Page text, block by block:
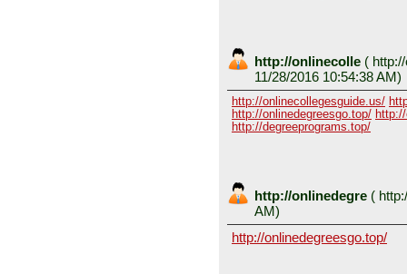
http://onlinecolle (
11/28/2016 10:54:38 AM)
http://onlinecollegesguide.us/
http://onlinedegreesgo.top/
http://degreeprograms.top/
http://onlinedegre (
AM)
http://onlinedegreesgo.top/